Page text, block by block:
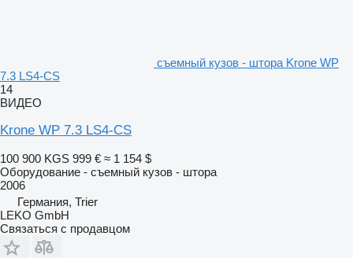
съемный кузов - штора Krone WP
7.3 LS4-CS
14
ВИДЕО
Krone WP 7.3 LS4-CS
100 900 KGS 999 € ≈ 1 154 $
Оборудование - съемный кузов - штора
2006
Германия, Trier
LEKO GmbH
Связаться с продавцом